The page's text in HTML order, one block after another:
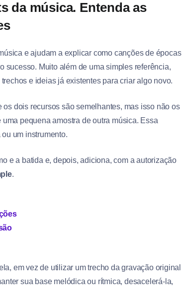
da música. Entenda as
e ajudam a explicar como canções de épocas
sucesso. Muito além de uma simples referência,
e ideias já existentes para criar algo novo.
dois recursos são semelhantes, mas isso não os
uma pequena amostra de outra música. Essa
um instrumento.
e a batida e, depois, adiciona, com a autorização
.
em vez de utilizar um trecho da gravação original
sua base melódica ou rítmica, desacelerá-la,